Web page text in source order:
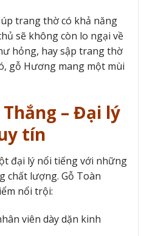
trang thờ có khả năng
sẽ không còn lo ngại về
hỏng, hay sập trang thờ
gỗ Hương mang một mùi
– Đại lý
tín
đại lý nổi tiếng với những
chất lượng. Gỗ Toàn
nổi trội:
viên dày dặn kinh